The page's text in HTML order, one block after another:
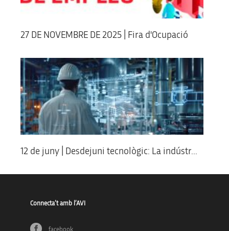
27 DE NOVEMBRE DE 2025 | Fira d'Ocupació
12 de juny | Desdejuni tecnològic: La indústr...
Connecta’t amb l’AVI
facebook